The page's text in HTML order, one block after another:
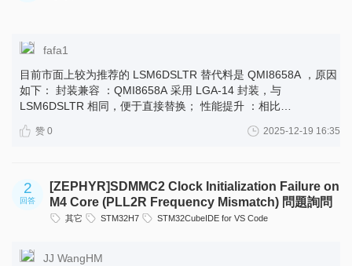
fafa1
目前市面上较为推荐的 LSM6DSLTR 替代料是 QMI8658A ，原因
如下： 封装兼容 ：QMI8658A 采用 LGA-14 封装，与
LSM6DSLTR 相同，便于直接替换； 性能提升 ：相比
更优； 功耗更低 ：适合电池供电的便携设备，如智能手表、健身
LSM6DSLTR 的“最好替代料”，QMI8658A 是目前市场上评价较
高、现货充足且性能更优的选择 。
赞 0 2025-12-19 16:35
2
回答
[ZEPHYR]SDMMC2 Clock Initialization Failure on
M4 Core (PLL2R Frequency Mismatch) 問題詢問
其它 STM32H7 STM32CubeIDE for VS Code
JJ WangHM